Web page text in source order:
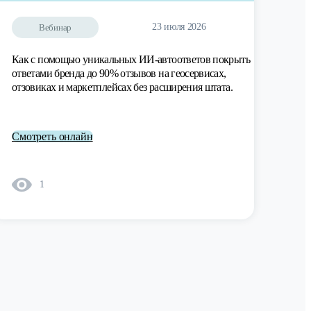
Вебинар 23 июля 2026
Как с помощью уникальных ИИ-автоответов покрыть
ответами бренда до 90% отзывов на геосервисах,
отзовиках и маркетплейсах без расширения штата.
Смотреть онлайн
1